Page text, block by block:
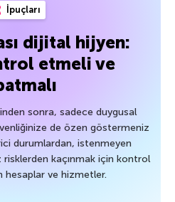
İpuçları
dijital hijyen:
etmeli ve
sonra, sadece duygusal
de özen göstermeniz
durumlardan, istenmeyen
kaçınmak için kontrol
hesaplar ve hizmetler.